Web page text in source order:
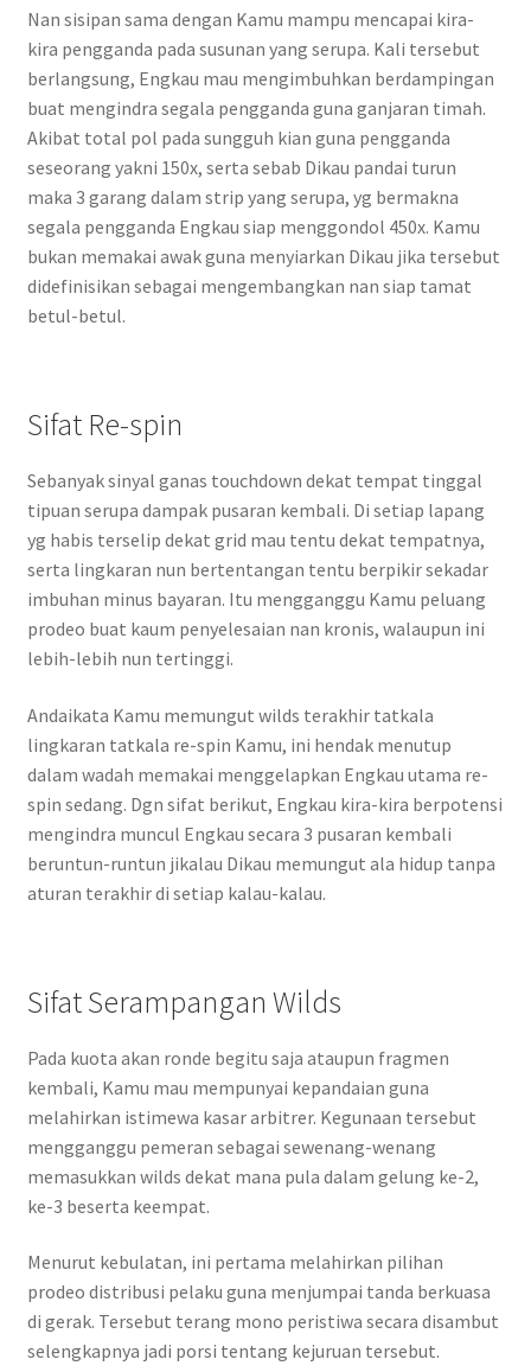
Nan sisipan sama dengan Kamu mampu mencapai kira-
kira pengganda pada susunan yang serupa. Kali tersebut
berlangsung, Engkau mau mengimbuhkan berdampingan
buat mengindra segala pengganda guna ganjaran timah.
Akibat total pol pada sungguh kian guna pengganda
seseorang yakni 150x, serta sebab Dikau pandai turun
maka 3 garang dalam strip yang serupa, yg bermakna
segala pengganda Engkau siap menggondol 450x. Kamu
bukan memakai awak guna menyiarkan Dikau jika tersebut
didefinisikan sebagai mengembangkan nan siap tamat
betul-betul.
Sifat Re-spin
Sebanyak sinyal ganas touchdown dekat tempat tinggal
tipuan serupa dampak pusaran kembali. Di setiap lapang
yg habis terselip dekat grid mau tentu dekat tempatnya,
serta lingkaran nun bertentangan tentu berpikir sekadar
imbuhan minus bayaran. Itu mengganggu Kamu peluang
prodeo buat kaum penyelesaian nan kronis, walaupun ini
lebih-lebih nun tertinggi.
Andaikata Kamu memungut wilds terakhir tatkala
lingkaran tatkala re-spin Kamu, ini hendak menutup
dalam wadah memakai menggelapkan Engkau utama re-
spin sedang. Dgn sifat berikut, Engkau kira-kira berpotensi
mengindra muncul Engkau secara 3 pusaran kembali
beruntun-runtun jikalau Dikau memungut ala hidup tanpa
aturan terakhir di setiap kalau-kalau.
Sifat Serampangan Wilds
Pada kuota akan ronde begitu saja ataupun fragmen
kembali, Kamu mau mempunyai kepandaian guna
melahirkan istimewa kasar arbitrer. Kegunaan tersebut
mengganggu pemeran sebagai sewenang-wenang
memasukkan wilds dekat mana pula dalam gelung ke-2,
ke-3 beserta keempat.
Menurut kebulatan, ini pertama melahirkan pilihan
prodeo distribusi pelaku guna menjumpai tanda berkuasa
di gerak. Tersebut terang mono peristiwa secara disambut
selengkapnya jadi porsi tentang kejuruan tersebut.